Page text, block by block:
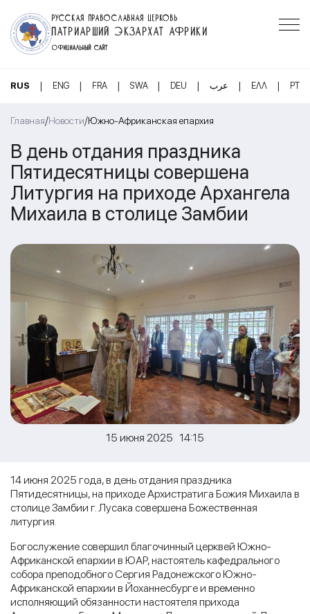
РУССКАЯ ПРАВОСЛАВНАЯ ЦЕРКОВЬ
ПАТРИАРШИЙ ЭКЗАРХАТ АФРИКИ
ОФИЦИАЛЬНЫЙ САЙТ
RUS | ENG | FRA | SWA | DEU | عرب | ΕΛΛ | PT
Главная/Новости/Южно-Африканская епархия
В день отдания праздника
Пятидесятницы совершена
Литургия на приходе Архангела
Михаила в столице Замбии
15 июня 2025 14:15
14 июня 2025 года, в день отдания праздника
Пятидесятницы, на приходе Архистратига Божия Михаила в
столице Замбии г. Лусака совершена Божественная
литургия.
Богослужение совершил благочинный церквей Южно-
Африканской епархии в ЮАР, настоятель кафедрального
собора преподобного Сергия Радонежского Южно-
Африканской епархии в Йоханнесбурге и временно
исполняющий обязанности настоятеля прихода